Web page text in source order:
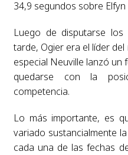
34,9 segundos sobre Elfyn
Luego de disputarse
tarde, Ogier era el líder
especial Neuville lanzó un
quedarse con la
competencia.
Lo más importante, es
variado sustancialmente
cada una de las fechas